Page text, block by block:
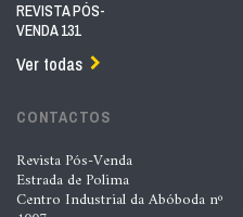
REVISTA PÓS-
VENDA 131
Ver todas
CONTACTOS
Revista Pós-Venda
Estrada de Polima
Centro Industrial da Abóboda nº